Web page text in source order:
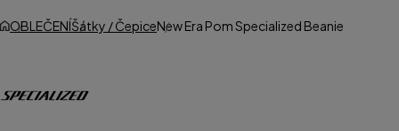
OBLEČENÍŠátky / ČepiceNew Era Pom Specialized Beanie